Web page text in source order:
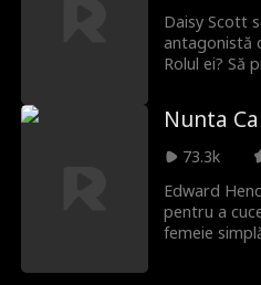
reapar,
amenință
Daisy Scott
antagonistă
Rolul ei? Să
cuplează
lui iubire,
banii. Planul
misteriosul
care apare
declară pe
Nunta
73.3k
Edward
pentru a
femeie